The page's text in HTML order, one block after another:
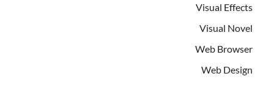
Visual Effects
Visual Novel
Web Browser
Web Design